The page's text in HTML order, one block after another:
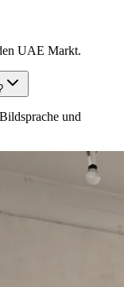
UAE Markt.
und